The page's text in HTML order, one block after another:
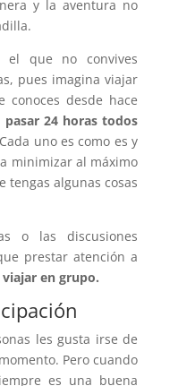
y la aventura no
el que no convives
pues imagina viajar
conoces desde hace
pasar 24 horas todos
uno es como es y
minimizar al máximo
tengas algunas cosas
o las discusiones
prestar atención a
en grupo.
les gusta irse de
Pero cuando
es una buena